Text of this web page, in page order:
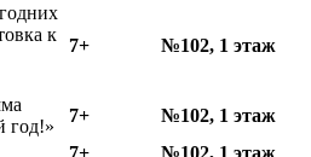
к
7+ №102, 1 этаж
год!»
7+
№102, 1 этаж
7+ №102, 1 этаж